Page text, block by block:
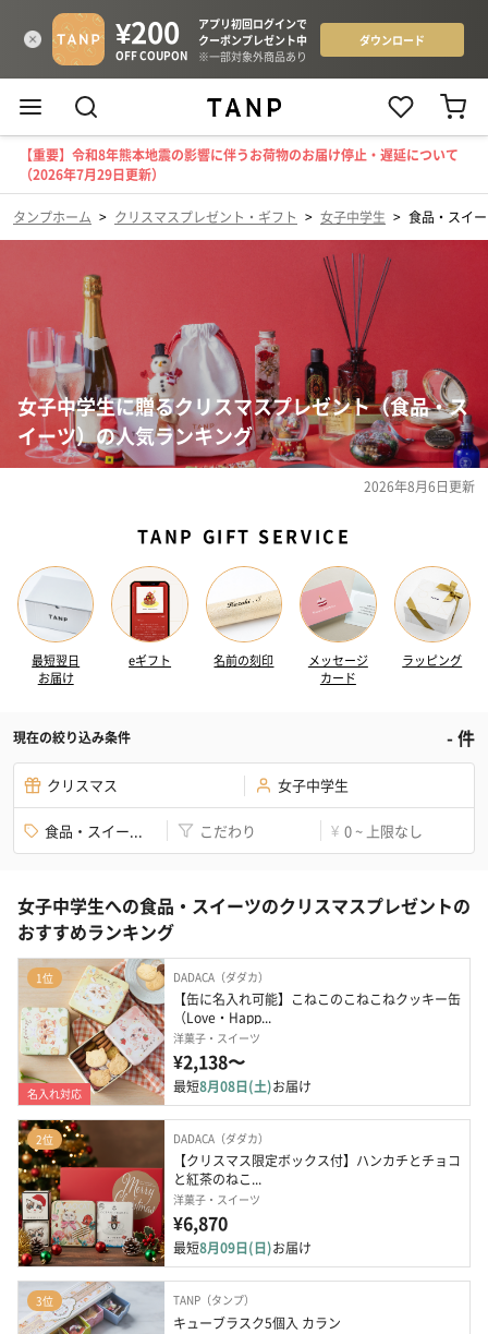
【重要】令和8年熊本地震の影響に伴うお荷物のお届け停止・遅延について
（2026年7月29日更新）
タンプホーム > クリスマスプレゼント・ギフト > 女子中学生 > 食品・スイ
女子中学生に贈るクリスマスプレゼント（食品・ス
イーツ）の人気ランキング
2026年8月6日更新
TANP GIFT SERVICE
最短翌日
お届け
eギフト 名前の刻印
メッセージ
カード
ラッピング
現在の絞り込み条件 -件
クリスマス 女子中学生
食品・スイー... こだわり ¥ 0 ~ 上限なし
女子中学生への食品・スイーツのクリスマスプレゼントの
おすすめランキング
1位
名入れ対応
DADACA（ダダカ）
【缶に名入れ可能】こねこのこねこねクッキー缶
（Love・Happ...
洋菓子・スイーツ
¥2,138〜
最短8月08日(土)お届け
2位 DADACA（ダダカ）
【クリスマス限定ボックス付】ハンカチとチョコ
と紅茶のねこ...
洋菓子・スイーツ
¥6,870
最短8月09日(日)お届け
3位 TANP（タンプ）
キューブラスク5個入 カラン